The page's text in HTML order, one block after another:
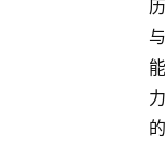
历
与
能
力
的